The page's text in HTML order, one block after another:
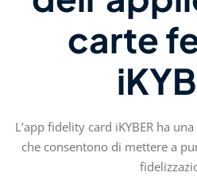
carte
L’app fidelity card iKYBER ha
che consentono di mettere a